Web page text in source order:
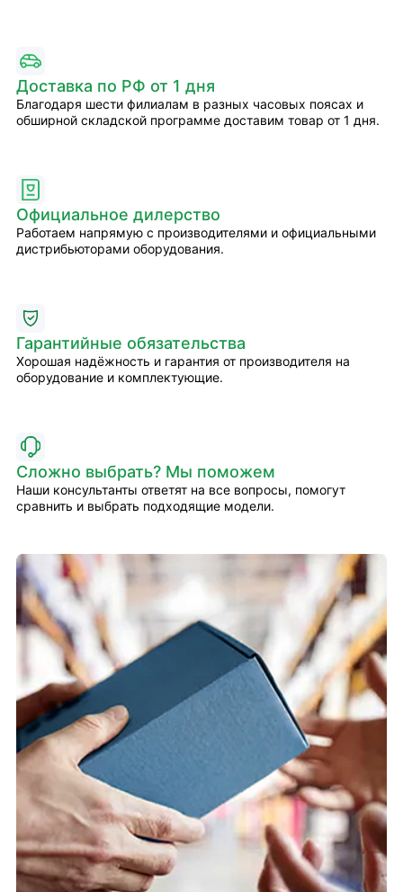
Доставка по РФ от 1 дня
Благодаря шести филиалам в разных часовых поясах и
обширной складской программе доставим товар от 1 дня.
Официальное дилерство
Работаем напрямую с производителями и официальными
дистрибьюторами оборудования.
Гарантийные обязательства
Хорошая надёжность и гарантия от производителя на
оборудование и комплектующие.
Сложно выбрать? Мы поможем
Наши консультанты ответят на все вопросы, помогут
сравнить и выбрать подходящие модели.